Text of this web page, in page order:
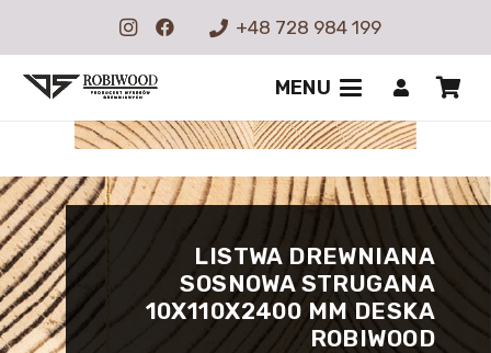
+48 728 984 199
MENU
LISTWA DREWNIANA
SOSNOWA STRUGANA
10X110X2400 MM DESKA
ROBIWOOD